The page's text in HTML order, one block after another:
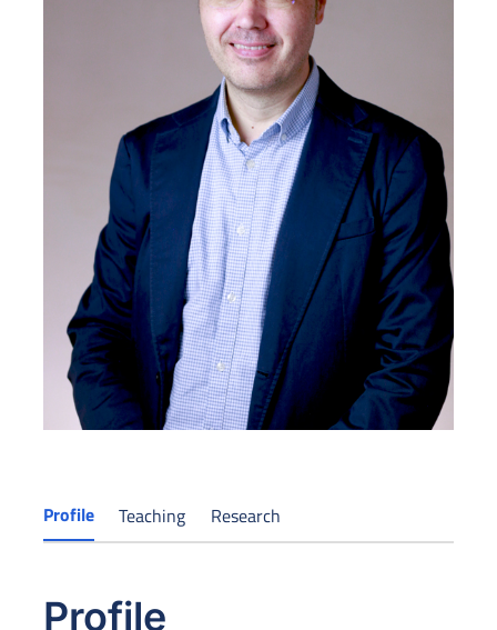
Profile Teaching Research
Profile